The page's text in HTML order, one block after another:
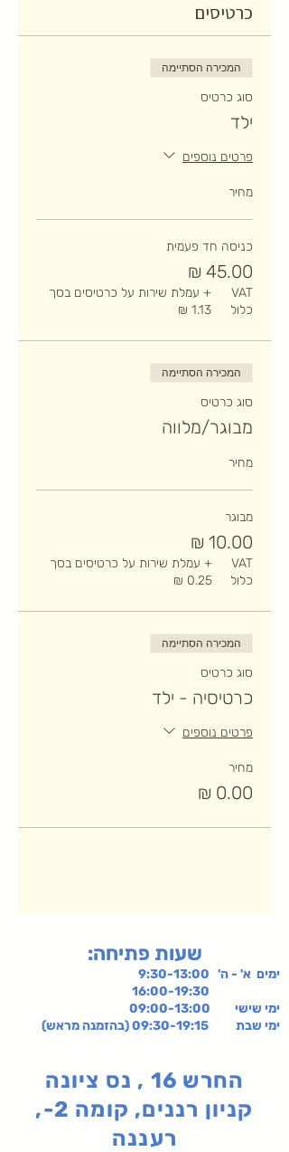
כרטיסים
המכירה הסתיימה
סוג כרטיס
ילד
פרטים נוספים
מחיר
כניסה חד פעמית
VAT
כלול
+ עמלת שירות על כרטיסים בסך
‏1.13 ‏₪
המכירה הסתיימה
סוג כרטיס
מבוגר/מלווה
מחיר
מבוגר
VAT
כלול
+ עמלת שירות על כרטיסים בסך
‏0.25 ‏₪
המכירה הסתיימה
סוג כרטיס
כרטיסיה - ילד
פרטים נוספים
מחיר
:שעות פתיחה
ימים א' - ה' 9:30-13:00
ימי שישי 09:00-13:00
ימי שבת 09:30-19:15 (בהזמנה מראש)
החרש 16 , נס ציונה
קניון רננים, קומה 2-,
רעננה